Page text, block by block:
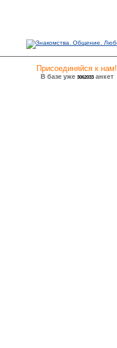
Присоединяйся к нам!
В базе уже 3062033анкет